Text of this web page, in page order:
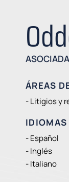
ASOCIADA
ÁREAS
- Litigios y
IDIOMAS
- Español
- Inglés
- Italiano